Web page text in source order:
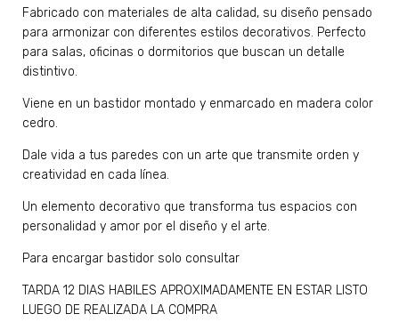
Fabricado con materiales de alta calidad, su diseño pensado
para armonizar con diferentes estilos decorativos. Perfecto
para salas, oficinas o dormitorios que buscan un detalle
distintivo.
Viene en un bastidor montado y enmarcado en madera color
cedro.
Dale vida a tus paredes con un arte que transmite orden y
creatividad en cada línea.
Un elemento decorativo que transforma tus espacios con
personalidad y amor por el diseño y el arte.
Para encargar bastidor solo consultar
TARDA 12 DIAS HABILES APROXIMADAMENTE EN ESTAR LISTO
LUEGO DE REALIZADA LA COMPRA